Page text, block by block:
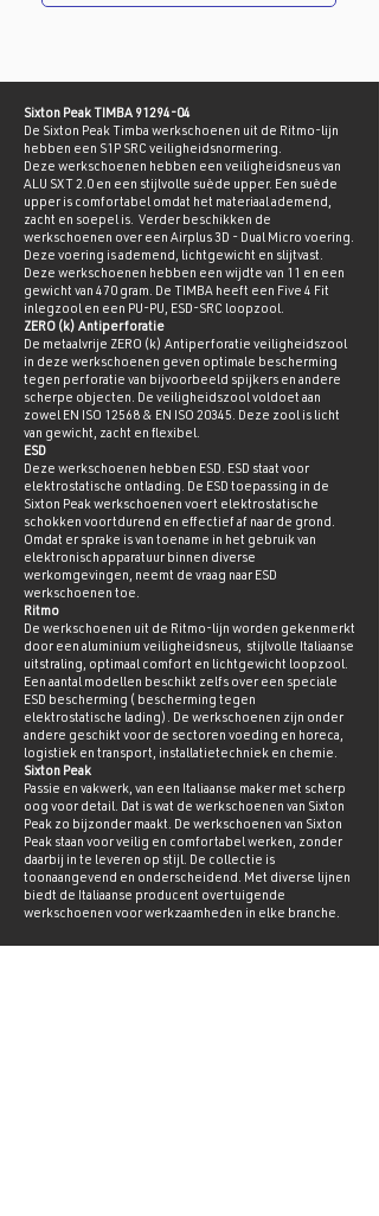
Sixton Peak TIMBA 91294-04
De Sixton Peak Timba werkschoenen uit de Ritmo-lijn
hebben een S1P SRC veiligheidsnormering.
Deze werkschoenen hebben een veiligheidsneus van
ALU SXT 2.0 en een stijlvolle suède upper. Een suède
upper is comfortabel omdat het materiaal ademend,
zacht en soepel is. Verder beschikken de
werkschoenen over een Airplus 3D - Dual Micro voering.
Deze voering is ademend, lichtgewicht en slijtvast.
Deze werkschoenen hebben een wijdte van 11 en een
gewicht van 470 gram. De TIMBA heeft een Five 4 Fit
inlegzool en een PU-PU, ESD-SRC loopzool.
ZERO (k) Antiperforatie
De metaalvrije ZERO (k) Antiperforatie veiligheidszool
in deze werkschoenen geven optimale bescherming
tegen perforatie van bijvoorbeeld spijkers en andere
scherpe objecten. De veiligheidszool voldoet aan
zowel EN ISO 12568 & EN ISO 20345. Deze zool is licht
van gewicht, zacht en flexibel.
ESD
Deze werkschoenen hebben ESD. ESD staat voor
elektrostatische ontlading. De ESD toepassing in de
Sixton Peak werkschoenen voert elektrostatische
schokken voortdurend en effectief af naar de grond.
Omdat er sprake is van toename in het gebruik van
elektronisch apparatuur binnen diverse
werkomgevingen, neemt de vraag naar ESD
werkschoenen toe.
Ritmo
De werkschoenen uit de Ritmo-lijn worden gekenmerkt
door een aluminium veiligheidsneus, stijlvolle Italiaanse
uitstraling, optimaal comfort en lichtgewicht loopzool.
Een aantal modellen beschikt zelfs over een speciale
ESD bescherming ( bescherming tegen
elektrostatische lading). De werkschoenen zijn onder
andere geschikt voor de sectoren voeding en horeca,
logistiek en transport, installatietechniek en chemie.
Sixton Peak
Passie en vakwerk, van een Italiaanse maker met scherp
oog voor detail. Dat is wat de werkschoenen van Sixton
Peak zo bijzonder maakt. De werkschoenen van Sixton
Peak staan voor veilig en comfortabel werken, zonder
daarbij in te leveren op stijl. De collectie is
toonaangevend en onderscheidend. Met diverse lijnen
biedt de Italiaanse producent overtuigende
werkschoenen voor werkzaamheden in elke branche.